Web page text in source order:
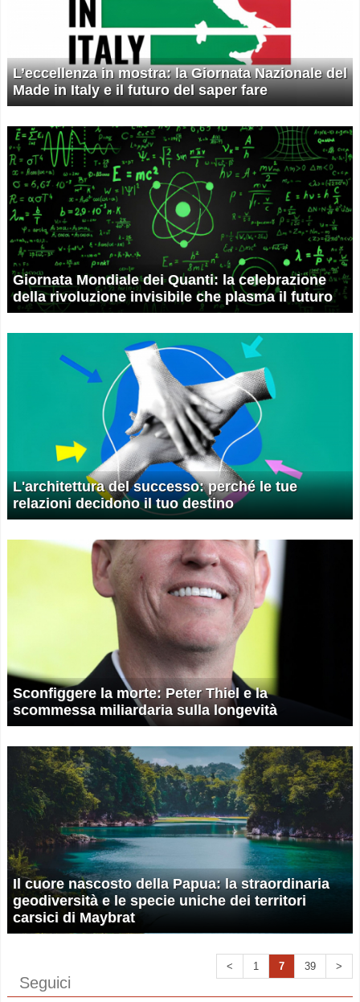
L’eccellenza in mostra: la Giornata Nazionale del
Made in Italy e il futuro del saper fare
Giornata Mondiale dei Quanti: la celebrazione
della rivoluzione invisibile che plasma il futuro
L'architettura del successo: perché le tue
relazioni decidono il tuo destino
Sconfiggere la morte: Peter Thiel e la
scommessa miliardaria sulla longevità
Il cuore nascosto della Papua: la straordinaria
geodiversità e le specie uniche dei territori
carsici di Maybrat
< 1 7 39 >
Seguici